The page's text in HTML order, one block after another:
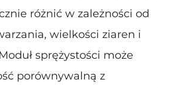
różnić w zależności od
wielkości ziaren i
sprężystości może
porównywalną z